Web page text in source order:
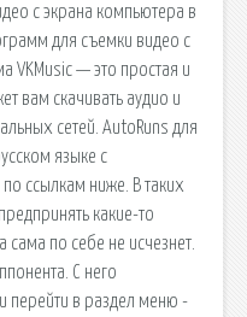
с экрана компьютера в
для съемки видео с
VKMusic — это простая и
вам скачивать аудио и
сетей. AutoRuns для
языке с
ссылкам ниже. В таких
какие-то
сама по себе не исчезнет.
С него
перейти в раздел меню -